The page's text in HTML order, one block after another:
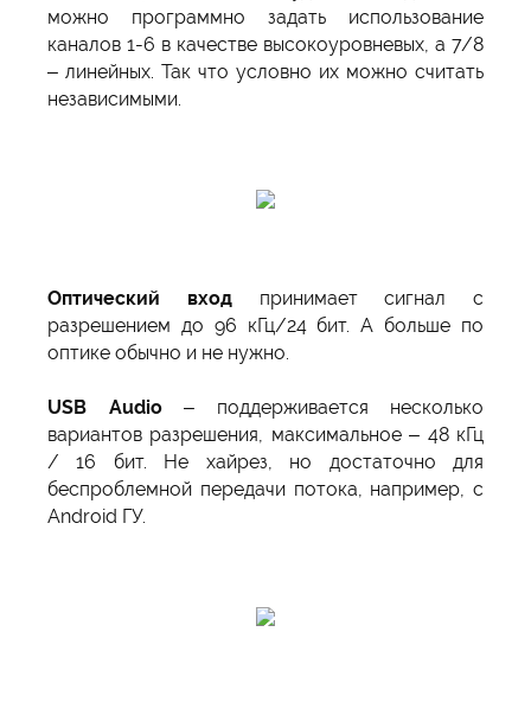
можно программно задать использование
каналов 1-6 в качестве высокоуровневых, а 7/8
– линейных. Так что условно их можно считать
независимыми.
Оптический входпринимает сигнал с
разрешением до 96 кГц/24 бит. А больше по
оптике обычно и не нужно.
USB Audio– поддерживается несколько
вариантов разрешения, максимальное – 48 кГц
/ 16 бит. Не хайрез, но достаточно для
беспроблемной передачи потока, например, с
Android ГУ.